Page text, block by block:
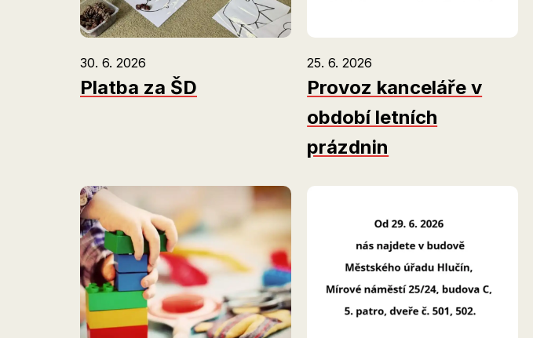
30. 6. 2026
Platba za ŠD
25. 6. 2026
Provoz kanceláře v
období letních
prázdnin